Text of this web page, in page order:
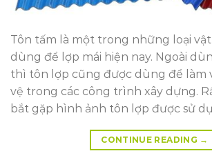
Tôn tấm là một trong những loại
dùng để lợp mái hiện nay. Ngoài
thì tôn lợp cũng được dùng để làm
vệ trong các công trình xây dựng.
bắt gặp hình ảnh tôn lợp được sử
CONTINUE READING →